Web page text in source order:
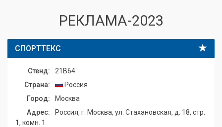
РЕКЛАМА-2023
СПОРТТЕКС
Стенд:
21B64
Страна:
Россия
Город:
Москва
Адрес:
Россия, г. Москва, ул. Стахановская, д. 18, стр.
1, комн. 1